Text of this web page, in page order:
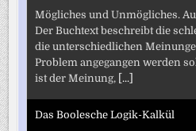
Mögliches und Unmögliches.
Der Buchtext beschreibt die
die unterschiedlichen
Problem angegangen werden
ist der Meinung, [...]
Das Boolesche Logik-Kalkül